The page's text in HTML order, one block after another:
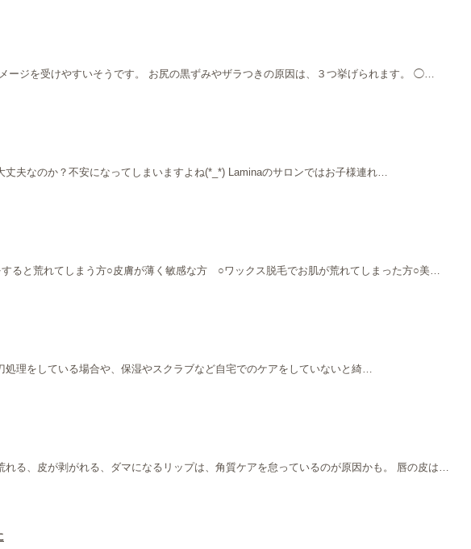
ージを受けやすいそうです。 お尻の黒ずみやザラつきの原因は、３つ挙げられます。 ◯…
夫なのか？不安になってしまいますよね(*_*) Laminaのサロンではお子様連れ…
ると荒れてしまう方○皮膚が薄く敏感な方 ○ワックス脱毛でお肌が荒れてしまった方○美…
理をしている場合や、保湿やスクラブなど自宅でのケアをしていないと綺…
、皮が剥がれる、ダマになるリップは、角質ケアを怠っているのが原因かも。 唇の皮は…